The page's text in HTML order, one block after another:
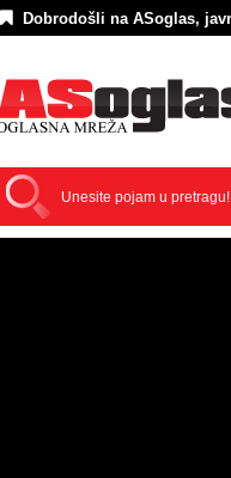
Dobrodošli na ASoglas,